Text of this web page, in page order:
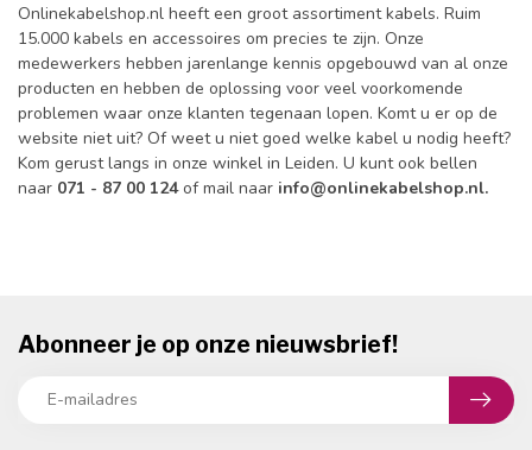
Onlinekabelshop.nl heeft een groot assortiment kabels. Ruim
15.000 kabels en accessoires om precies te zijn. Onze
medewerkers hebben jarenlange kennis opgebouwd van al onze
producten en hebben de oplossing voor veel voorkomende
problemen waar onze klanten tegenaan lopen. Komt u er op de
website niet uit? Of weet u niet goed welke kabel u nodig heeft?
Kom gerust langs in onze winkel in Leiden. U kunt ook bellen
naar 071 - 87 00 124of mail naar info@onlinekabelshop.nl.
Abonneer je op onze nieuwsbrief!